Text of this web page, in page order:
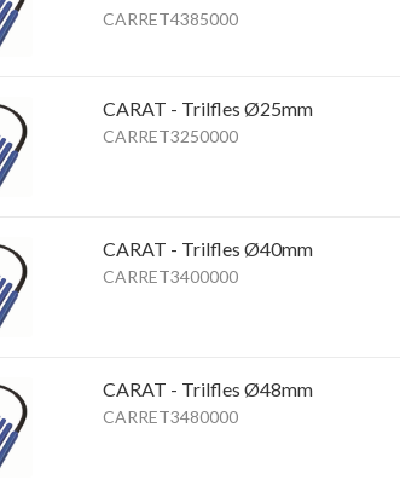
CARRET4385000
CARAT - Trilfles Ø25mm
CARRET3250000
CARAT - Trilfles Ø40mm
CARRET3400000
CARAT - Trilfles Ø48mm
CARRET3480000